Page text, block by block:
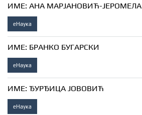
ИМЕ: АНА МАРЈАНОВИЋ-ЈЕРОМЕЛА
еНаука
ИМЕ: БРАНКО БУГАРСКИ
еНаука
ИМЕ: ЂУРЂИЦА ЈОВОВИЋ
еНаука